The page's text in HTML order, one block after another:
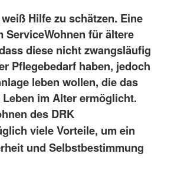
Hilfe zu schätzen. Eine
ServiceWohnen für ältere
diese nicht zwangsläufig
Pflegebedarf haben, jedoch
leben wollen, die das
im Alter ermöglicht.
des DRK
viele Vorteile, umein
und Selbstbestimmung